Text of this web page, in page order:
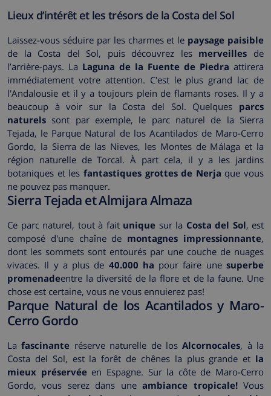
Lieux d’intérêt et les trésors de la Costa del Sol
Laissez-vous séduire par les charmes et le paysage paisible
de la Costa del Sol, puis découvrez les merveilles de
l’arrière-pays. La Laguna de la Fuente de Piedra attirera
immédiatement votre attention. C'est le plus grand lac de
l'Andalousie et il y a toujours plein de flamants roses. Il y a
beaucoup à voir sur la Costa del Sol. Quelques parcs
naturels sont par exemple, le parc naturel de la Sierra
Tejada, le Parque Natural de los Acantilados de Maro-Cerro
Gordo, la Sierra de las Nieves, les Montes de Málaga et la
région naturelle de Torcal. À part cela, il y a les jardins
botaniques et les fantastiques grottes de Nerja que vous
ne pouvez pas manquer.
Sierra Tejada et Almijara Almaza
Ce parc naturel, tout à fait unique sur la Costa del Sol, est
composé d'une chaîne de montagnes impressionnante,
dont les sommets sont entourés par une couche de nuages
vivaces. Il y a plus de 40.000 ha pour faire unesuperbe
promenadeentre la diversité de la flore et de la faune. Une
chose est certaine, vous ne vous ennuierez pas!
Parque Natural de los Acantilados y Maro-
Cerro Gordo
Lafascinante réserve naturelle de losAlcornocales, à la
Costa del Sol, est la forêt de chênes la plus grande et la
mieux préservée en Espagne. Sur la côte de Maro-Cerro
Gordo, vous serez dans uneambiance tropicale!Vous